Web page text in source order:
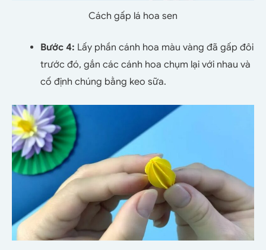
Cách gấp lá hoa sen
Bước 4: Lấy phần cánh hoa màu vàng đã gấp đôi
trước đó, gắn các cánh hoa chụm lại với nhau và
cố định chúng bằng keo sữa.